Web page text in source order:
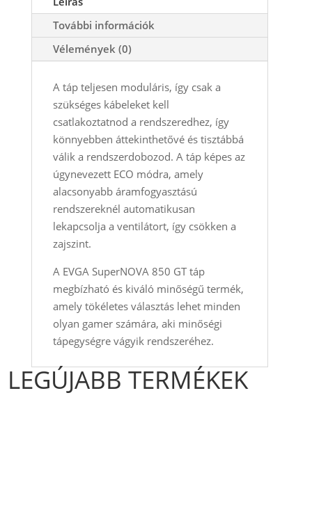
További információk
Vélemények (0)
A táp teljesen moduláris, így csak a
szükséges kábeleket kell
csatlakoztatnod a rendszeredhez, így
könnyebben áttekinthetővé és tisztábbá
válik a rendszerdobozod. A táp képes az
úgynevezett ECO módra, amely
alacsonyabb áramfogyasztású
rendszereknél automatikusan
lekapcsolja a ventilátort, így csökken a
zajszint.
A EVGA SuperNOVA 850 GT táp
megbízható és kiváló minőségű termék,
amely tökéletes választás lehet minden
olyan gamer számára, aki minőségi
tápegységre vágyik rendszeréhez.
LEGÚJABB TERMÉKEK